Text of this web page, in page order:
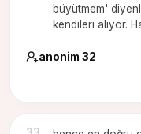
büyütmem'
kendileri alıyor.
anonim 32